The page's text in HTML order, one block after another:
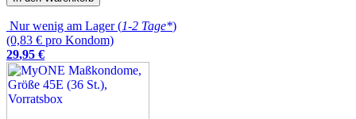
Nur wenig am Lager (1-2 Tage*)
(0,83 € pro Kondom)
29,95 €